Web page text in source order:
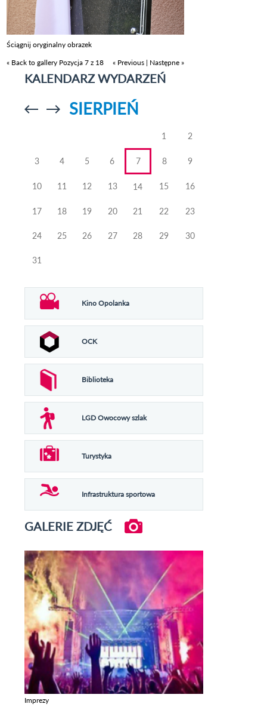
Ściągnij oryginalny obrazek
« Back to gallery Pozycja 7 z 18 « Previous | Następne »
KALENDARZ WYDARZEŃ
Przejdź doPrzejdź do
SIERPIEŃ
1 2
3 4 5 6 7 8 9
10 11 12 13 14 15 16
17 18 19 20 21 22 23
24 25 26 27 28 29 30
31
Kino Opolanka
OCK
Biblioteka
LGD Owocowy szlak
Turystyka
Infrastruktura sportowa
GALERIE ZDJĘĆ
Imprezy